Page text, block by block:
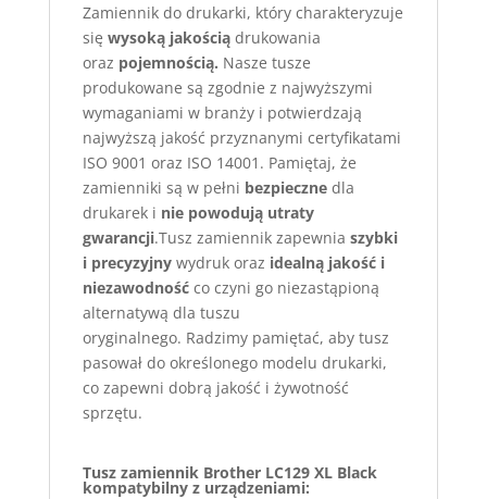
Zamiennik do drukarki, który charakteryzuje
się wysoką jakościądrukowania
oraz pojemnością. Nasze tusze
produkowane są zgodnie z najwyższymi
wymaganiami w branży i potwierdzają
najwyższą jakość przyznanymi certyfikatami
ISO 9001 oraz ISO 14001. Pamiętaj, że
zamienniki są w pełni bezpiecznedla
drukarek i nie powodują utraty
gwarancji.Tusz zamiennik zapewnia szybki
i precyzyjnywydruk oraz idealną jakość i
niezawodnośćco czyni go niezastąpioną
alternatywą dla tuszu
oryginalnego. Radzimy pamiętać, aby tusz
pasował do określonego modelu drukarki,
co zapewni dobrą jakość i żywotność
sprzętu.
Tusz zamiennik Brother LC129 XL Black
kompatybilny z urządzeniami: